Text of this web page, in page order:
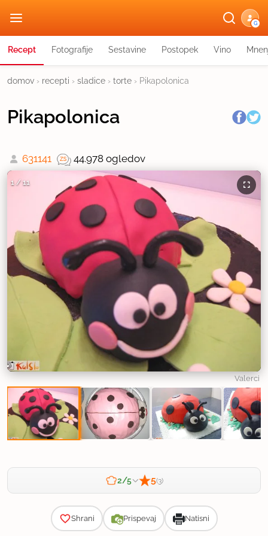
G
Recept Fotografije Sestavine Postopek Vino
domov › recepti › sladice › torte › Pikapolonica
Pikapolonica
631141 44.978 ogledov
1 / 11
Valerci
2/5 5(3)
Shrani Prispevaj Natisni